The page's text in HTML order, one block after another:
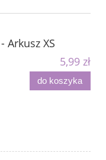
Arkusz XS
5,99 zł
do koszyka